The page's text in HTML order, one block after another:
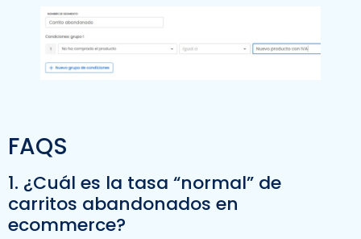
FAQS
1. ¿Cuál es la tasa “normal” de
carritos abandonados en
ecommerce?